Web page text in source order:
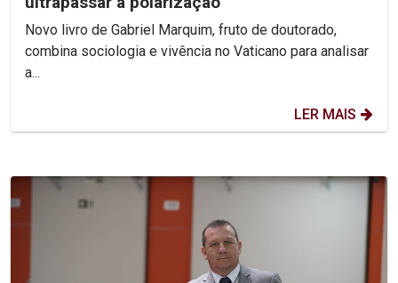
Novo livro de Gabriel Marquim, fruto de doutorado,
combina sociologia e vivência no Vaticano para analisar
a...
LER MAIS